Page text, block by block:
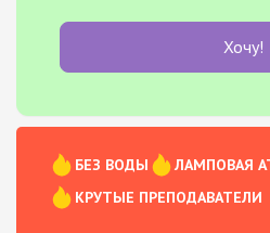
Хочу!
БЕЗ ВОДЫ
ЛАМПОВАЯ
КРУТЫЕ ПРЕПОДАВАТЕЛИ